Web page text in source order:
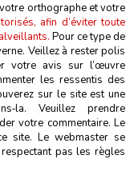
orthographe et votre
afin d’éviter toute
Pour ce type de
Veillez à rester polis
votre avis sur l’œuvre
les ressentis des
sur le site est une
Veuillez prendre
votre commentaire. Le
site. Le webmaster se
pas les règles